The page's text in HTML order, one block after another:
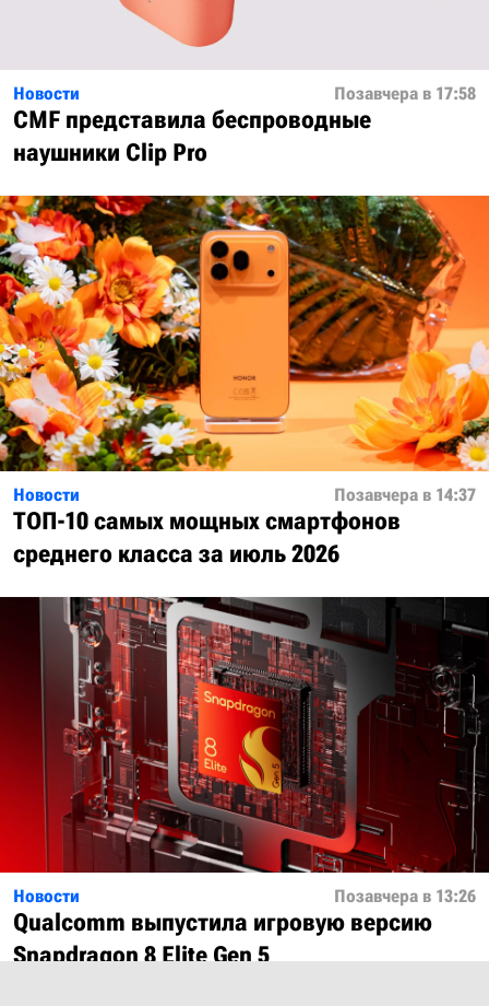
Новости Позавчера в 17:58
CMF представила беспроводные
наушники Clip Pro
Новости Позавчера в 14:37
ТОП-10 самых мощных смартфонов
среднего класса за июль 2026
Новости Позавчера в 13:26
Qualcomm выпустила игровую версию
Snapdragon 8 Elite Gen 5